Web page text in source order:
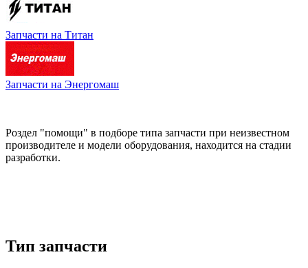
Запчасти на Титан
Запчасти на Энергомаш
Роздел "помощи" в подборе типа запчасти при неизвестном
производителе и модели оборудования, находится на стадии
разработки.
Тип запчасти